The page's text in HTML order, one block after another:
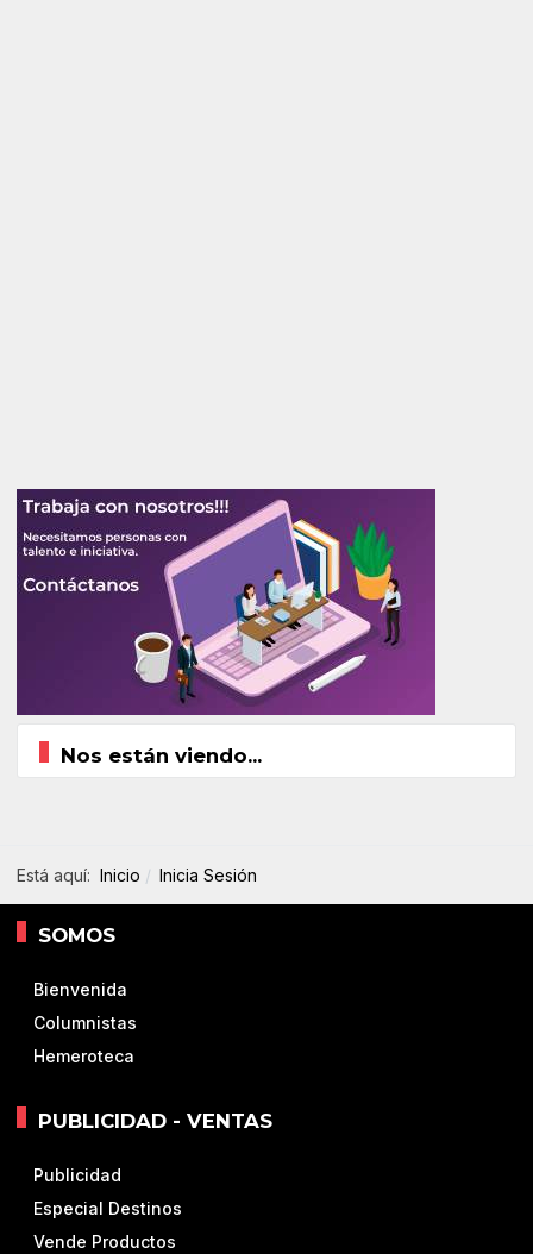
Nos están viendo...
Está aquí: Inicio Inicia Sesión
SOMOS
Bienvenida
Columnistas
Hemeroteca
PUBLICIDAD - VENTAS
Publicidad
Especial Destinos
Vende Productos